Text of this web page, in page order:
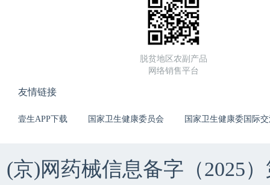
脱贫地区农副产品
网络销售平台
友情链接
壹生APP下载 国家卫生健康委员会 国家卫生健康委国际
(京)网药械信息备字（2025